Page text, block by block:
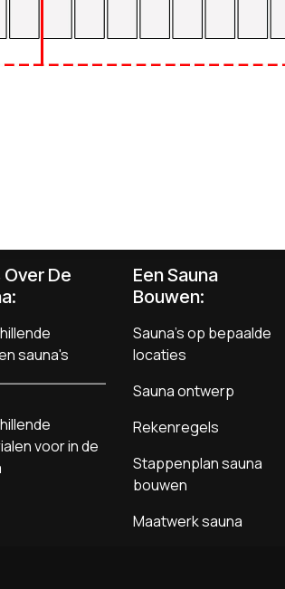
De
sauna's
voor in de
Een Sauna
Bouwen:
Sauna's op bepaalde
locaties
Sauna ontwerp
Rekenregels
Stappenplan sauna
bouwen
Maatwerk sauna